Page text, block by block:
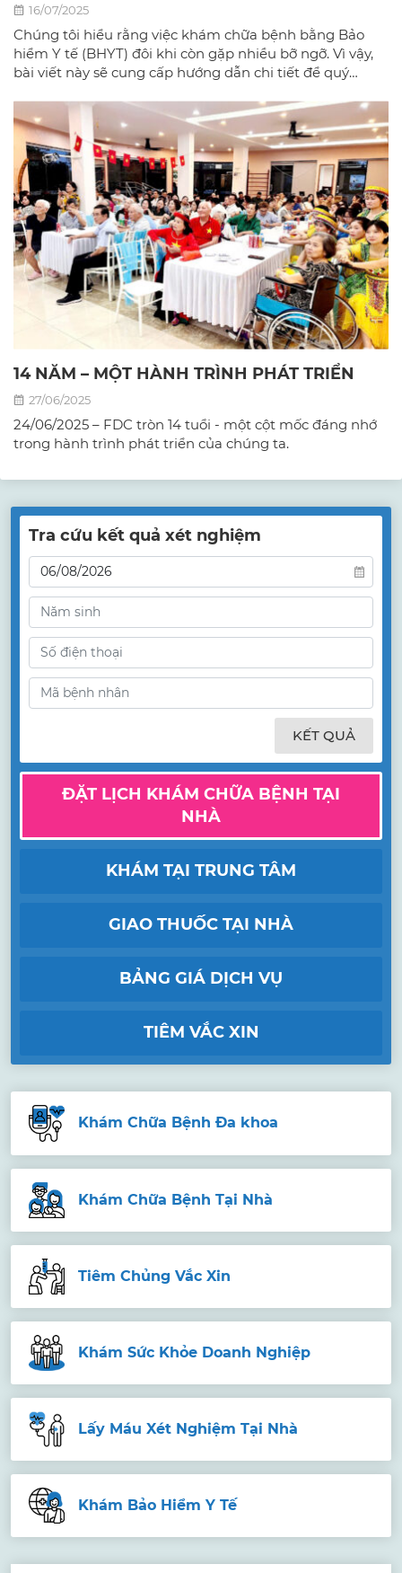
16/07/2025
Chúng tôi hiểu rằng việc khám chữa bệnh bằng Bảo
hiểm Y tế (BHYT) đôi khi còn gặp nhiều bỡ ngỡ. Vì vậy,
bài viết này sẽ cung cấp hướng dẫn chi tiết để quý
quả nhất tại phòng khám đa khoa Bác sĩ gia đình hà
Nội.
14 NĂM – MỘT HÀNH TRÌNH PHÁT TRIỂN
27/06/2025
24/06/2025 – FDC tròn 14 tuổi - một cột mốc đáng nhớ
trong hành trình phát triển của chúng ta.
Tra cứu kết quả xét nghiệm
KẾT QUẢ
ĐẶT LỊCH KHÁM CHỮA BỆNH TẠI
NHÀ
KHÁM TẠI TRUNG TÂM
GIAO THUỐC TẠI NHÀ
BẢNG GIÁ DỊCH VỤ
TIÊM VẮC XIN
Khám Chữa Bệnh Đa khoa
Khám Chữa Bệnh Tại Nhà
Tiêm Chủng Vắc Xin
Khám Sức Khỏe Doanh Nghiệp
Lấy Máu Xét Nghiệm Tại Nhà
Khám Bảo Hiểm Y Tế